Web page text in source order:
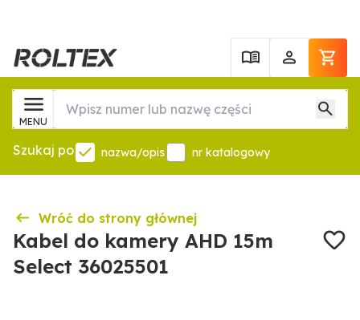
MENU
Szukaj po nazwa/opis nr katalogowy
Wróć do strony głównej
Kabel do kamery AHD 15m
Select 36025501